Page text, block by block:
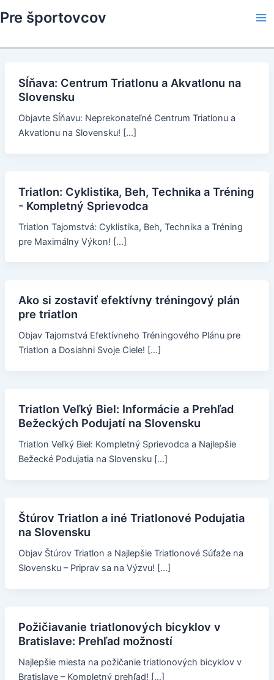
to
Pre športovcov
Sĺňava: Centrum Triatlonu a Akvatlonu na
Slovensku
Objavte Sĺňavu: Neprekonateľné Centrum Triatlonu a
Akvatlonu na Slovensku! […]
Triatlon: Cyklistika, Beh, Technika a Tréning
- Kompletný Sprievodca
Triatlon Tajomstvá: Cyklistika, Beh, Technika a Tréning
pre Maximálny Výkon! […]
Ako si zostaviť efektívny tréningový plán
pre triatlon
Objav Tajomstvá Efektívneho Tréningového Plánu pre
Triatlon a Dosiahni Svoje Ciele! […]
Triatlon Veľký Biel: Informácie a Prehľad
Bežeckých Podujatí na Slovensku
Triatlon Veľký Biel: Kompletný Sprievodca a Najlepšie
Bežecké Podujatia na Slovensku […]
Štúrov Triatlon a iné Triatlonové Podujatia
na Slovensku
Objav Štúrov Triatlon a Najlepšie Triatlonové Súťaže na
Slovensku – Priprav sa na Výzvu! […]
Požičiavanie triatlonových bicyklov v
Bratislave: Prehľad možností
Najlepšie miesta na požičanie triatlonových bicyklov v
Bratislave – Kompletný prehľad! […]